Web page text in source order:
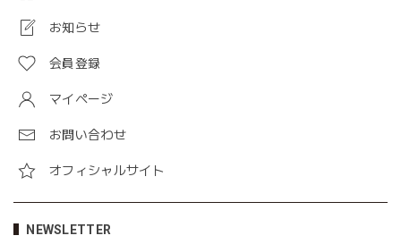
お知らせ
会員登録
マイページ
お問い合わせ
オフィシャルサイト
NEWSLETTER